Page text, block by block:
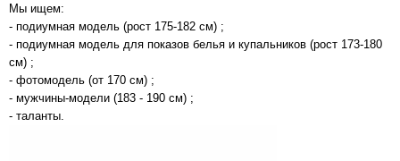
Мы ищем:
- подиумная модель (рост 175-182 см) ;
- подиумная модель для показов белья и купальников (рост 173-180
см) ;
- фотомодель (от 170 см) ;
- мужчины-модели (183 - 190 см) ;
- таланты.